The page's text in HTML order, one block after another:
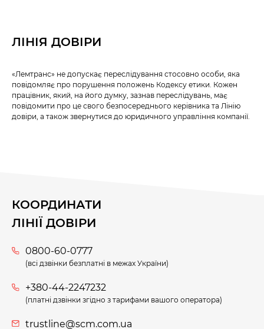
ЛІНІЯ ДОВІРИ
«Лемтранс» не допускає переслідування стосовно особи, яка
повідомляє про порушення положень Кодексу етики. Кожен
працівник, який, на його думку, зазнав переслідувань, має
повідомити про це свого безпосереднього керівника та Лінію
довіри, а також звернутися до юридичного управління компанії.
КООРДИНАТИ
ЛІНІЇ ДОВІРИ
0800-60-0777
(всі дзвінки безплатні в межах України)
+380-44-2247232
(платні дзвінки згідно з тарифами вашого оператора)
trustline@scm.com.ua